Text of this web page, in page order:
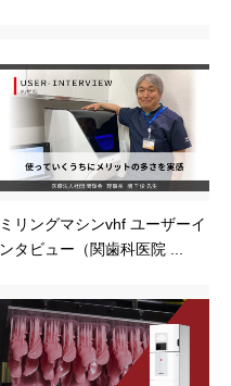
ミリングマシンvhf ユーザーイ
ンタビュー（関歯科医院 ...